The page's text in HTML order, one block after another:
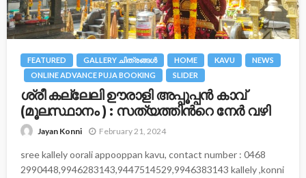
FEATURED GALLERY ചിത്രങ്ങള്‍ HOME KAVU
NEWS
ONLINE ADVANCE PUJA BOOKING
SLIDER
ശ്രീ കല്ലേലി ഊരാളി അപ്പൂപ്പന്‍ കാവ്
(മൂലസ്ഥാനം ) : സത്യത്തിന്‍റെ നേര്‍ വഴി
Jayan Konni February 21, 2024
sree kallely oorali appooppan kavu, contact number : 0468
2990448,9946283143,9447514529,9946383143 kallely ,konni